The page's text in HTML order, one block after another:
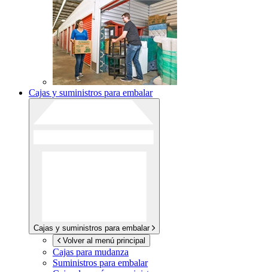
Cajas y suministros para embalar
Cajas y suministros para embalar
Volver al menú principal
Cajas para mudanza
Suministros para embalar